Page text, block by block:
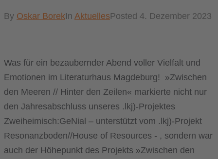
By Oskar BorekIn AktuellesPosted 4. Dezember 2023
Was für ein bezaubernder Abend voller Vielfalt und
Emotionen im Literaturhaus Magdeburg! »Zwischen
den Meeren // Hinter den Zeilen« markierte nicht nur
den Jahresabschluss unseres .lkj)-Projektes
Zweiheimisch:GeNial – unterstützt vom .lkj)-Projekt
Resonanzboden//House of Resources - , sondern war
auch der Höhepunkt des Projekts »Zwischen den